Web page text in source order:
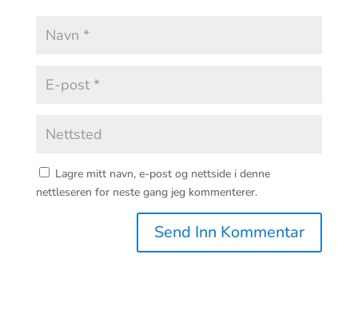
Lagre mitt navn, e-post og nettside i denne
nettleseren for neste gang jeg kommenterer.